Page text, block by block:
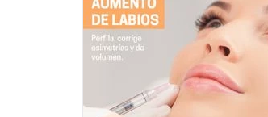
Dr. Israel Sánchez Álvarez
se pone a
contactar con este centro, ya que su
trato especial por parte de su personal
Posibilidad de videoconsulta:
No